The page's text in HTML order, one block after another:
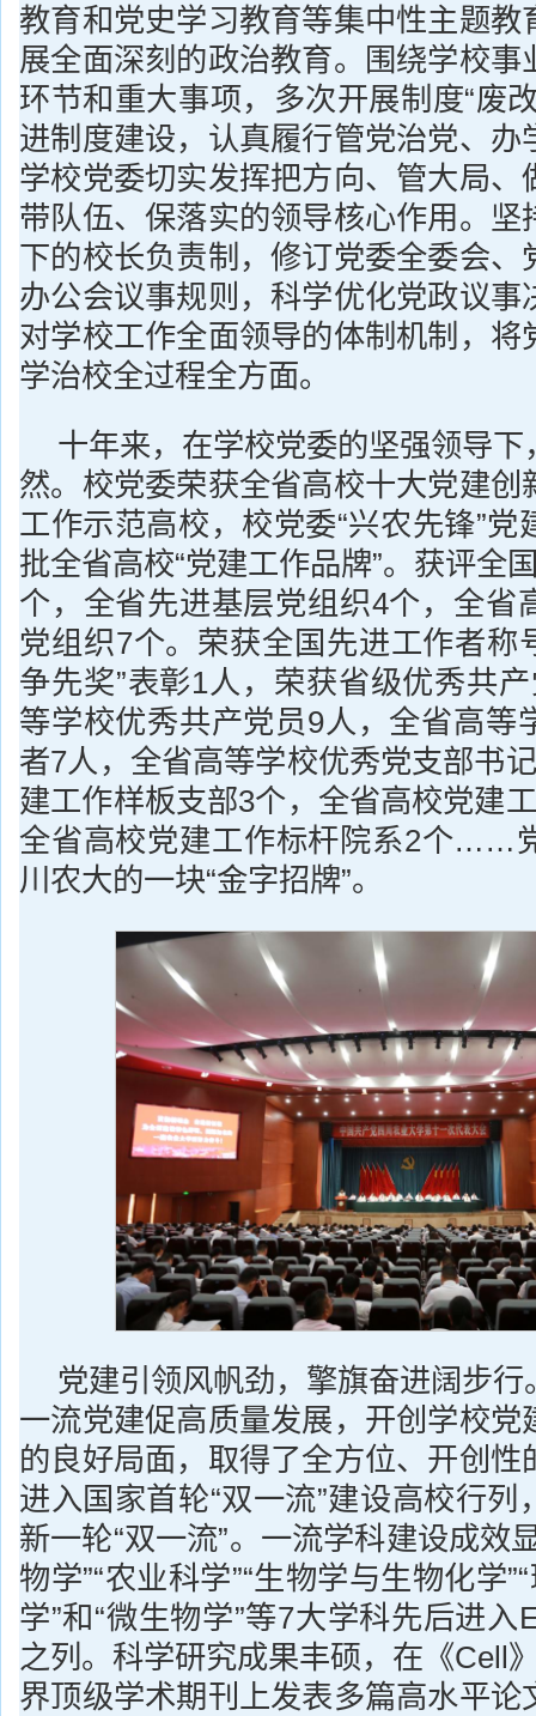
教育和党史学习教育等集中性主题教
展全面深刻的政治教育。围绕学校事
环节和重大事项，多次开展制度“废
进制度建设，认真履行管党治党、办
学校党委切实发挥把方向、管大局、
带队伍、保落实的领导核心作用。坚
下的校长负责制，修订党委全委会、
办公会议事规则，科学优化党政议事
对学校工作全面领导的体制机制，将
学治校全过程全方面。
十年来，在学校党委的坚强领导
然。校党委荣获全省高校十大党建创
工作示范高校，校党委“兴农先锋”党
批全省高校“党建工作品牌”。获评全
个，全省先进基层党组织4个，全省
党组织7个。荣获全国先进工作者称
争先奖”表彰1人，荣获省级优秀共
等学校优秀共产党员9人，全省高等
者7人，全省高等学校优秀党支部书
建工作样板支部3个，全省高校党建
全省高校党建工作标杆院系2个……
川农大的一块“金字招牌”。
党建引领风帆劲，擎旗奋进阔步
一流党建促高质量发展，开创学校党
的良好局面，取得了全方位、开创性
进入国家首轮“双一流”建设高校行列
新一轮“双一流”。一流学科建设成效
物学”“农业科学”“生物学与生物化学
学”和“微生物学”等7大学科先后进入
之列。科学研究成果丰硕，在《Cell
界顶级学术期刊上发表多篇高水平论